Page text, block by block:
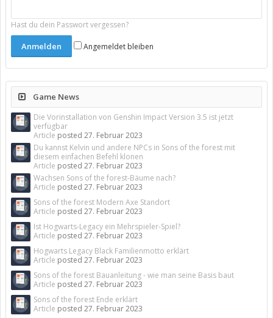
Hast du dein Passwort vergessen?
Angemeldet bleiben
Game News
Die Vorinstallation von Genshin Impact Version 3.5 ist jetzt
verfügbar
Article posted 27. Februar 2023
Du kannst Kelvin und andere NPCs in Sons of the forest mit
diesem einfachen Befehl klonen
Article posted 27. Februar 2023
Wachsen Sons of the forest-Bäume nach?
Article posted 27. Februar 2023
Sons of the forest Modern Axe Standort
Article posted 27. Februar 2023
Ist Hogwarts-Legacy ein Mehrspieler-Spiel?
Article posted 27. Februar 2023
Hogwarts Legacy Black Familienmotto erklärt
Article posted 27. Februar 2023
Sons of the forest Bauanleitung - wie man seine Basis baut
Article posted 27. Februar 2023
Sons of the forest Ende erklärt
Article posted 27. Februar 2023